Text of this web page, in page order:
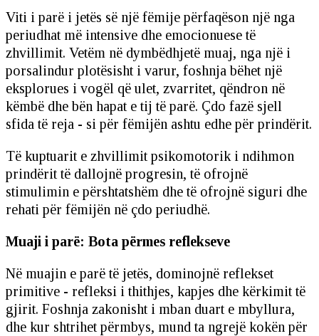
Viti i parë i jetës së një fëmije përfaqëson një nga
periudhat më intensive dhe emocionuese të
zhvillimit. Vetëm në dymbëdhjetë muaj, nga një i
porsalindur plotësisht i varur, foshnja bëhet një
eksplorues i vogël që ulet, zvarritet, qëndron në
këmbë dhe bën hapat e tij të parë. Çdo fazë sjell
sfida të reja - si për fëmijën ashtu edhe për prindërit.
Të kuptuarit e zhvillimit psikomotorik i ndihmon
prindërit të dallojnë progresin, të ofrojnë
stimulimin e përshtatshëm dhe të ofrojnë siguri dhe
rehati për fëmijën në çdo periudhë.
Muaji i parë: Bota përmes reflekseve
Në muajin e parë të jetës, dominojnë reflekset
primitive - refleksi i thithjes, kapjes dhe kërkimit të
gjirit. Foshnja zakonisht i mban duart e mbyllura,
dhe kur shtrihet përmbys, mund ta ngrejë kokën për